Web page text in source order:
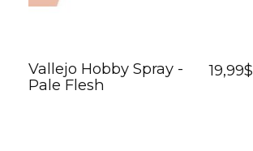
Vallejo Hobby Spray -
Pale Flesh